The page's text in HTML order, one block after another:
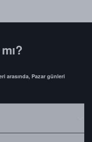
arasında, Pazar günleri